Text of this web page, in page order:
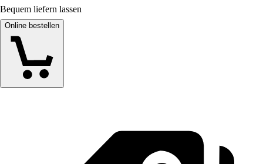
Bequem liefern lassen
Online bestellen